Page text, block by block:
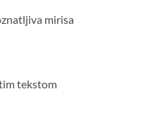
mirisa
tekstom